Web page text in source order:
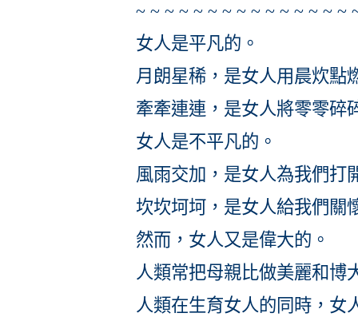
~ ~ ~ ~ ~ ~ ~ ~ ~ ~ ~ ~ ~ ~ ~
女人是平凡的。
月朗星稀，是女人用晨炊點
牽牽連連，是女人將零零碎
女人是不平凡的。
風雨交加，是女人為我們打
坎坎坷坷，是女人給我們關
然而，女人又是偉大的。
人類常把母親比做美麗和博
人類在生育女人的同時，女